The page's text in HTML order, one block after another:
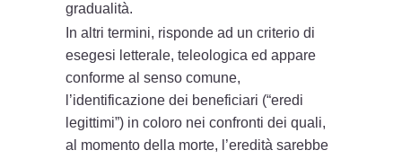
gradualità.
In altri termini, risponde ad un criterio di
esegesi letterale, teleologica ed appare
conforme al senso comune,
l’identificazione dei beneficiari (“eredi
legittimi”) in coloro nei confronti dei quali,
al momento della morte, l’eredità sarebbe